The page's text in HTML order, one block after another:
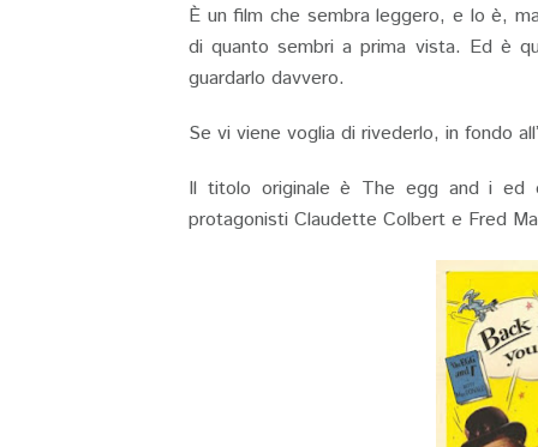
È un film che sembra leggero, e lo è,
di quanto sembri a prima vista. Ed è
guardarlo davvero.
Se vi viene voglia di rivederlo, in fondo
Il titolo originale è The egg and i ed
protagonisti Claudette Colbert e Fred